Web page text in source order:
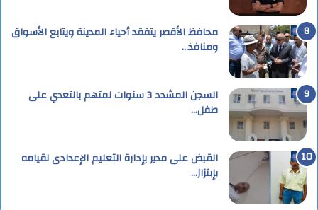
محافظ الأقصر يتفقد أحياء المدينة ويتابع الأسواق
ومنافذ…
السجن المشدد 3 سنوات لمتهم بالتعدي على
طفل…
القبض على مدير بإدارة التعليم الإعدادى لقيامه
بإبتزاز…